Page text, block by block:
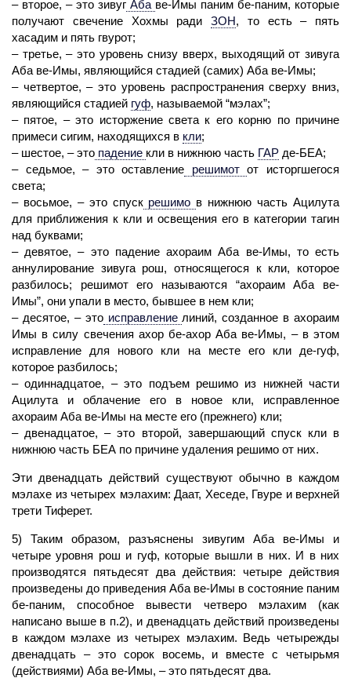
– второе, – это зивуг Аба ве-Имы паним бе-паним, которые
получают свечение Хохмы ради
ЗОН, то есть – пять
хасадим и пять гвурот;
– третье, – это уровень снизу вверх, выходящий от зивуга
Аба ве-Имы, являющийся стадией (самих) Аба ве-Имы;
– четвертое, – это уровень распространения сверху вниз,
являющийся стадией гуф, называемой “мэлах”;
– пятое, – это исторжение света к его корню по причине
примеси сигим, находящихся в кли;
– шестое, – это падение кли в нижнюю часть ГАР де-БЕА;
– седьмое, – это оставление решимотот исторгшегося
света;
– восьмое, – это спускрешимо в нижнюю часть Ацилута
для приближения к кли и освещения его в категории тагин
над буквами;
– девятое, – этопадениеахораим Аба ве-Имы, то есть
аннулирование зивуга рош, относящегося ккли, которое
разбилось; решимотего называются “ахораим Аба ве-
Имы”, они упали в место, бывшее в нем кли;
– десятое, – этоисправление линий, созданное в ахораим
Имы в силу свечения ахор бе-ахор Аба ве-Имы, – в этом
исправление для нового кли на месте его кли де-гуф,
которое разбилось;
– одиннадцатое, – это подъемрешимо из нижней части
Ацилута и облачение его в новое кли, исправленное
ахораим Аба ве-Имы на месте его (прежнего) кли;
– двенадцатое, – это второй, завершающий спусккли в
нижнюю часть БЕА по причине удаления решимо от них.
Эти двенадцать действий существуют обычно в каждом
мэлахе из четырех мэлахим: Даат, Хеседе, Гвуре и верхней
трети Тиферет.
5) Таким образом, разъяснены зивугим Аба ве-Имы и
четыре уровня рош и гуф, которые вышли в них. И в них
производятся пятьдесят два действия: четыре действия
произведены до приведения Аба ве-Имы в состояние паним
бе-паним, способное вывести четверо мэлахим (как
написано выше в п.2), и двенадцать действий произведены
в каждом мэлахе из четырех мэлахим. Ведь четырежды
двенадцать – это сорок восемь, и вместе с четырьмя
(действиями) Аба ве-Имы, – это пятьдесят два.